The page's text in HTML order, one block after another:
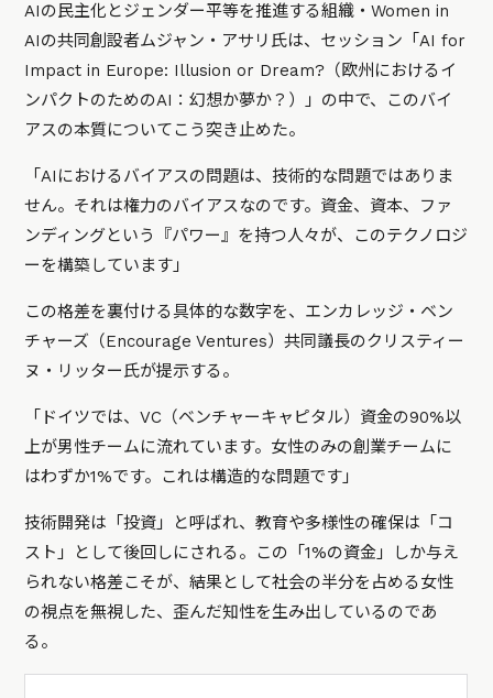
AIの民主化とジェンダー平等を推進する組織・Women in
AIの共同創設者ムジャン・アサリ氏は、セッション「AI for
Impact in Europe: Illusion or Dream?（欧州におけるイ
ンパクトのためのAI：幻想か夢か？）」の中で、このバイ
アスの本質についてこう突き止めた。
「AIにおけるバイアスの問題は、技術的な問題ではありま
せん。それは権力のバイアスなのです。資金、資本、ファ
ンディングという『パワー』を持つ人々が、このテクノロジ
ーを構築しています」
この格差を裏付ける具体的な数字を、エンカレッジ・ベン
チャーズ（Encourage Ventures）共同議長のクリスティー
ヌ・リッター氏が提示する。
「ドイツでは、VC（ベンチャーキャピタル）資金の90%以
上が男性チームに流れています。女性のみの創業チームに
はわずか1%です。これは構造的な問題です」
技術開発は「投資」と呼ばれ、教育や多様性の確保は「コ
スト」として後回しにされる。この「1%の資金」しか与え
られない格差こそが、結果として社会の半分を占める女性
の視点を無視した、歪んだ知性を生み出しているのであ
る。